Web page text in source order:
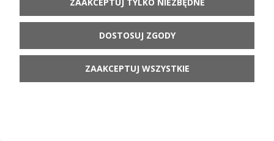
Kubek V 0,3 L K081 DPML Manufaktura w
POWIADOM O
DOSTOSUJ ZGODY
ZAAKCEPTUJ WSZYSTKIE